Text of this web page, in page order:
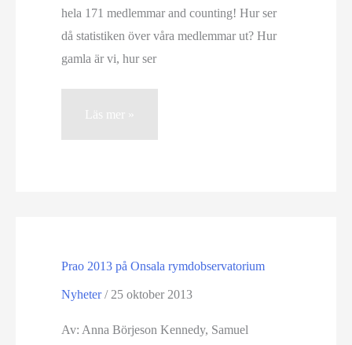
hela 171 medlemmar and counting! Hur ser
då statistiken över våra medlemmar ut? Hur
gamla är vi, hur ser
Medlemsstatistik
Läs mer »
Prao 2013 på Onsala rymdobservatorium
Nyheter/25 oktober 2013
Av: Anna Börjeson Kennedy, Samuel